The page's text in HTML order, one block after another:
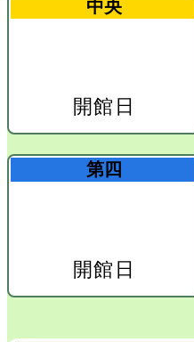
中央
開館日
第四
開館日